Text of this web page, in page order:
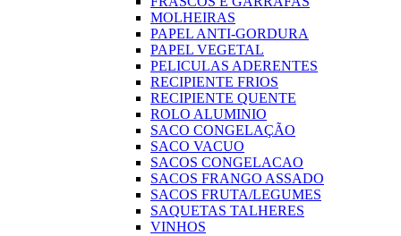
MOLHEIRAS
PAPEL ANTI-GORDURA
PAPEL VEGETAL
PELICULAS ADERENTES
RECIPIENTE FRIOS
RECIPIENTE QUENTE
ROLO ALUMINIO
SACO CONGELAÇÃO
SACO VACUO
SACOS CONGELACAO
SACOS FRANGO ASSADO
SACOS FRUTA/LEGUMES
SAQUETAS TALHERES
VINHOS